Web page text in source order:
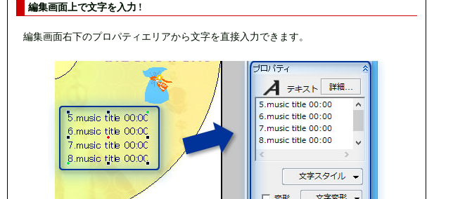
編集画面上で文字を入力 !
編集画面右下のプロパティエリアから文字を直接入力できます。